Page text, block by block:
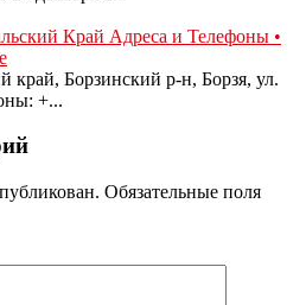
Край Адреса и Телефоны •
край, Борзинский р-н, Борзя, ул.
+...
Обязательные поля